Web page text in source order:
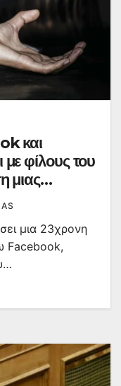
και
φίλους του
μιας
μια 23χρονη
Facebook,